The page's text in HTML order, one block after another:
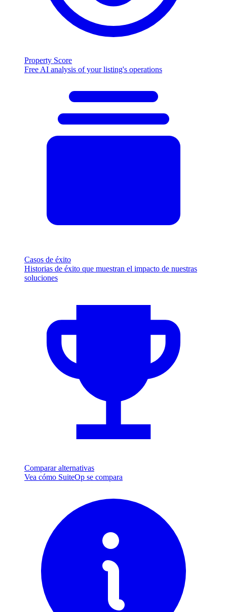
Property Score
Free AI analysis of your listing's operations
Casos de éxito
Historias de éxito que muestran el impacto de nuestras
soluciones
Comparar alternativas
Vea cómo SuiteOp se compara